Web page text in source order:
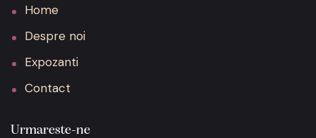
Home
Despre noi
Expozanti
Contact
Urmareste-ne